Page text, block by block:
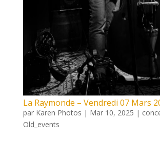
La Raymonde – Vendredi 07 Mars
par Karen Photos | Mar 10, 2025 |
Old_events